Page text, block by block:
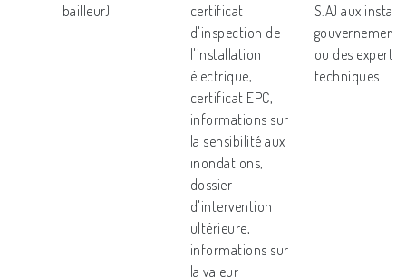
bailleur)
certificat
d'inspection de
l'installation
électrique,
certificat EPC,
informations sur
la sensibilité aux
inondations,
dossier
d'intervention
ultérieure,
informations sur
la valeur
S.A) aux
ou des experts
techniques.